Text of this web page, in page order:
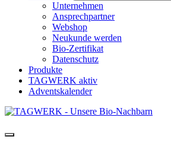
Unternehmen
Ansprechpartner
Webshop
Neukunde werden
Bio-Zertifikat
Datenschutz
Produkte
TAGWERK aktiv
Adventskalender